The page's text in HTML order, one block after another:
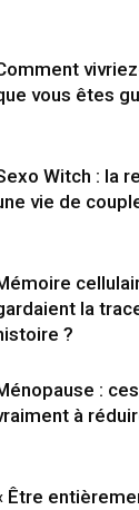
vous êtes
Witch : la
vie de
la
?
:
à
Être